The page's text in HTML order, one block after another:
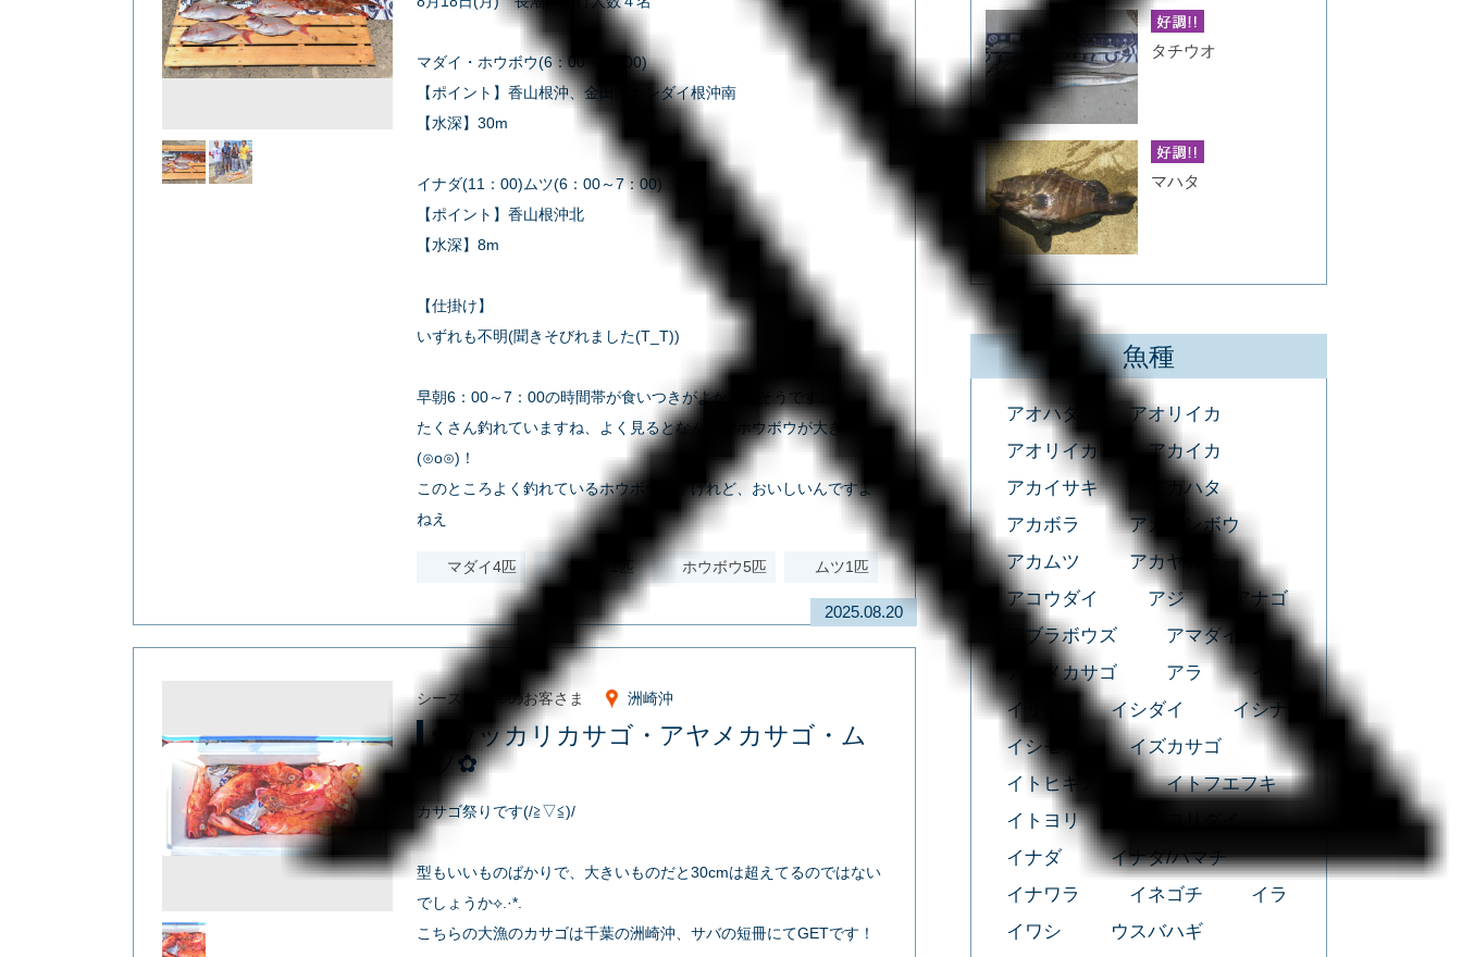
マダイ・ホウボウ(6：00～7：00)
【ポイント】香山根沖、金田湾カンダイ根沖南
【水深】30m
イナダ(11：00)ムツ(6：00～7：00)
【ポイント】香山根沖北
【水深】8m
【仕掛け】
いずれも不明(聞きそびれました(T_T))
早朝6：00～7：00の時間帯が食いつきがよかったそうです♪
たくさん釣れていますね、よく見るとなんだかホウボウが大きい！
(⊙o⊙)！
このところよく釣れているホウボウですけれど、おいしいんですよ
ねえ
マダイ4匹 イナダ1匹 ホウボウ5匹 ムツ1匹
2025.08.20
シースタイルのお客さま 洲崎沖
✿ウッカリカサゴ・アヤメカサゴ・ム
ツ✿
カサゴ祭りです(/≧▽≦)/
型もいいものばかりで、大きいものだと30cmは超えてるのではない
でしょうか⟡.·*.
こちらの大漁のカサゴは千葉の洲崎沖、サバの短冊にてGETです！
タチウオ
マハタ
魚種
アオハタ
アオリイカ
アオリイカ
アカイカ
アカイサキ
アカハタ
アカボラ
アカマンボウ
アカムツ
アカヤガラ
アコウダイ
アジ
アナゴ
アブラボウズ
アマダイ
アヤメカサゴ
アラ
イカ
イサキ
イシダイ
イシナギ
イシモチ
イズカサゴ
イトヒキアジ
イトフエフキ
イトヨリ
イナダ
イナダ/ハマチ
イナワラ
イネゴチ
イラ
イワシ
ウスバハギ